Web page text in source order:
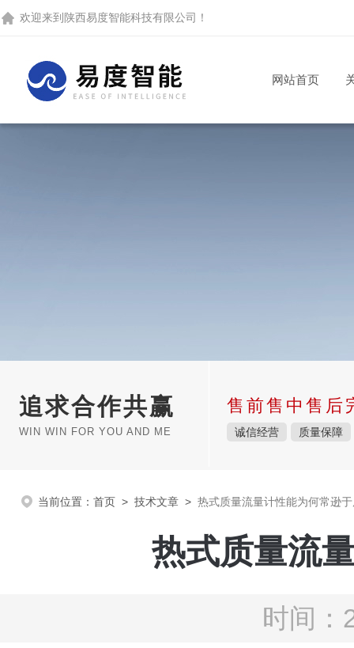
欢迎来到 陕西易度智能科技有限公司 ！
网站首页
追求合作共赢
WIN WIN FOR YOU AND ME
售前售中售后
诚信经营 质量保障
当前位置： 首页 > 技术文章 > 热式质量流量计性能为何常逊
热式质量流
时间